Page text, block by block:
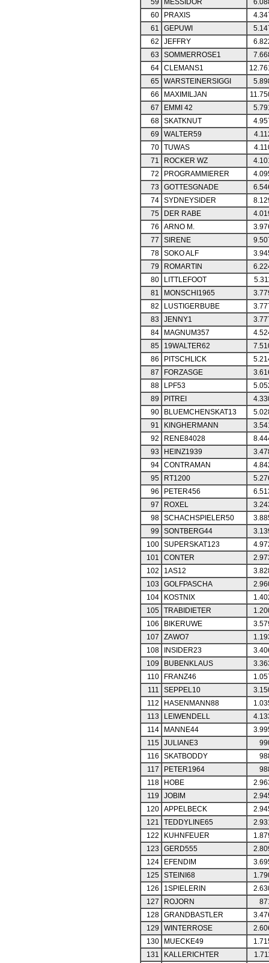
59 MESSIDOR
60
PRAXIS
61
GEPUWI
62
JEFFRY
63
SOMMERROSE1
64
CLEMANS1
65
WARSTEINERSIGGI
66
MAXIMILJAN
67
EMMI 42
68
SKATKNUT
69
WALTER59
70
TUWAS
71
ROCKER WZ
72
PROGRAMMIERER
73
GOTTESGNADE
74
SYDNEYSIDER
75
DER RABE
76
ARNO M.
77
SIRENE
78
SOKO ALF
79
ROMARTIN
80
LITTLEFOOT
81
MONSCHI1965
82
LUSTIGERBUBE
83
JENNY1
84
MAGNUM357
85
19WALTER62
86
PITSCHLICK
87
FORZASGE
88
LPF53
89
PITREI
90
BLUEMCHENSKAT13
91
KINGHERMANN
92
RENE84028
93
HEINZ1939
94
CONTRAMAN
95
RT1200
96
PETER456
97
ROXEL
98
SCHACHSPIELER50
99
SONTBERG44
100
SUPERSKAT123
101
CONTER
102
1AS12
103
GOLFPASCHA
104
KOSTNIX
105
TRABIDIETER
106
BIKERUWE
107
ZAWO7
108
INSIDER23
109
BUBENKLAUS
110
FRANZ46
111
SEPPEL10
112
HASENMANN88
113
LEIWENDELL
114
MANNE44
115
JULIANE3
116
SKATBODDY
117
PETER1964
118
HOBE
119
JOBIM
120
APPELBECK
121
TEDDYLINE65
122
KUHNFEUER
123
GERD555
124
EFENDIM
125
STEINI68
126
1SPIELERIN
127
ROJORN
128
GRANDBASTLER
129
WINTERROSE
130
MUECKE49
131
KALLERICHTER